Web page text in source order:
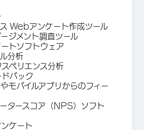
Webアンケート作成ツール
ジメント調査ツール
トソフトウェア
分析
ペリエンス分析
バック
モバイルアプリからのフィー
タースコア（NPS）ソフト
ケート